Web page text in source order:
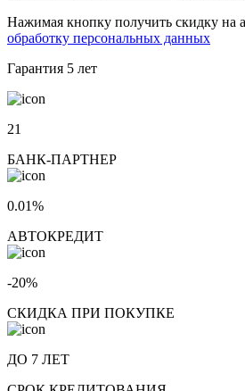
Нажимая кнопку получить скидку на
обработку персональных данных
Гарантия 5 лет
21
БАНК-ПАРТНЕР
0.01%
АВТОКРЕДИТ
-20%
СКИДКА ПРИ ПОКУПКЕ
ДО 7 ЛЕТ